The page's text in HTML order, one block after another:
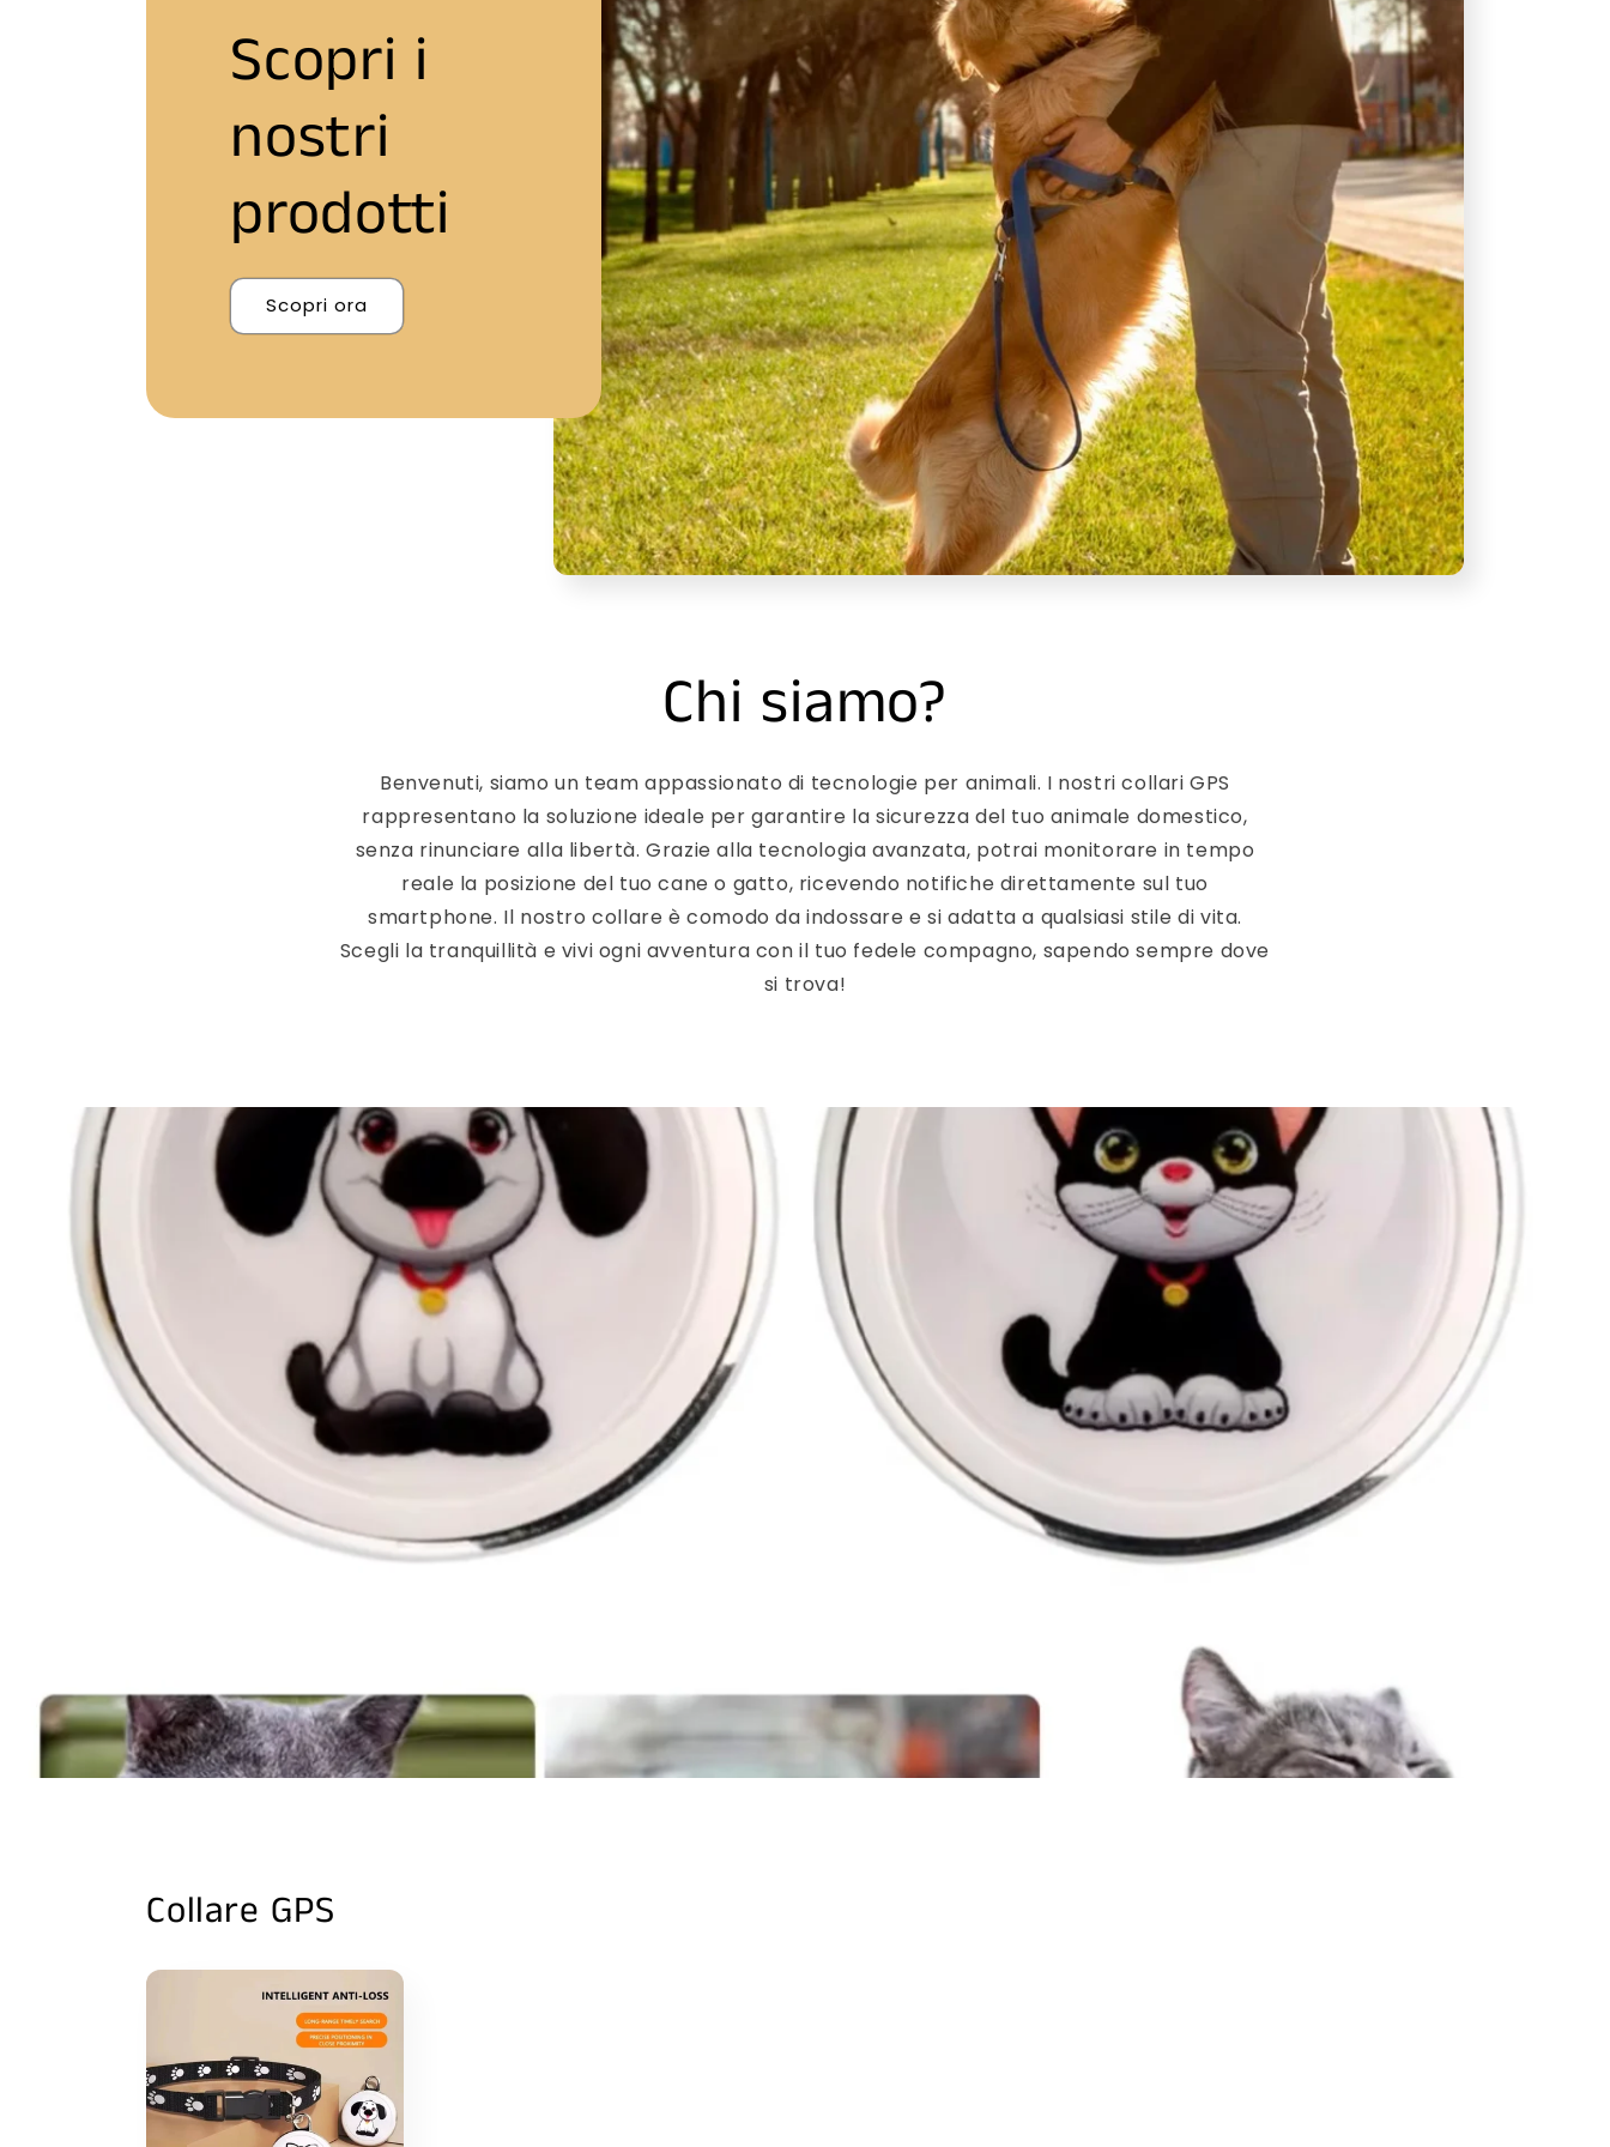
Scopri i
nostri
prodotti
Scopri ora
Chi siamo?
Benvenuti, siamo un team appassionato di tecnologie per animali. I nostri collari GPS
rappresentano la soluzione ideale per garantire la sicurezza del tuo animale domestico,
senza rinunciare alla libertà. Grazie alla tecnologia avanzata, potrai monitorare in tempo
reale la posizione del tuo cane o gatto, ricevendo notifiche direttamente sul tuo
smartphone. Il nostro collare è comodo da indossare e si adatta a qualsiasi stile di vita.
Scegli la tranquillità e vivi ogni avventura con il tuo fedele compagno, sapendo sempre dove
si trova!
Collare GPS